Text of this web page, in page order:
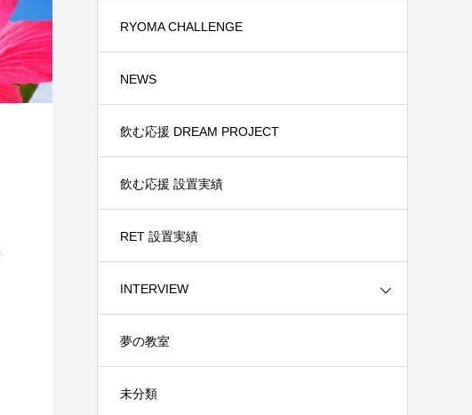
RYOMA CHALLENGE
NEWS
飲む応援 DREAM PROJECT
飲む応援 設置実績
RET 設置実績
INTERVIEW
夢の教室
未分類